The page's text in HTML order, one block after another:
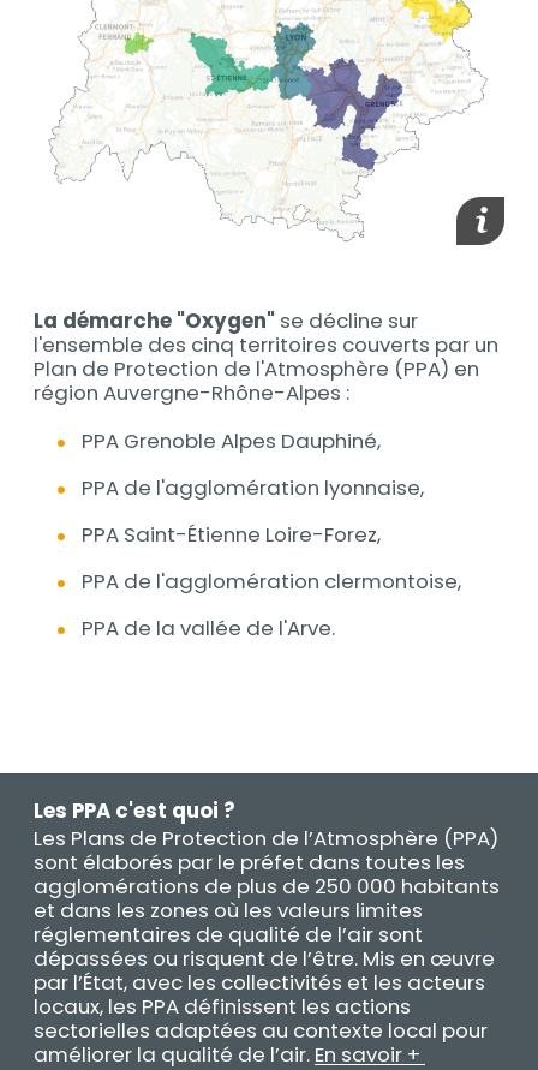
La démarche "Oxygen"se décline sur
l'ensemble des cinq territoires couverts par un
Plan de Protection de l'Atmosphère (PPA) en
région Auvergne-Rhône-Alpes :
PPA Grenoble Alpes Dauphiné,
PPA de l'agglomération lyonnaise,
PPA Saint-Étienne Loire-Forez,
PPA de l'agglomération clermontoise,
PPA de la vallée de l'Arve.
Titre
Les PPA c'est quoi ?
Texte
Les Plans de Protection de l’Atmosphère (PPA)
sont élaborés par le préfet dans toutes les
agglomérations de plus de 250 000 habitants
et dans les zones où les valeurs limites
réglementaires de qualité de l’air sont
dépassées ou risquent de l’être. Mis en œuvre
par l’État, avec les collectivités et les acteurs
locaux, les PPA définissent les actions
sectorielles adaptées au contexte local pour
améliorer la qualité de l’air. En savoir +